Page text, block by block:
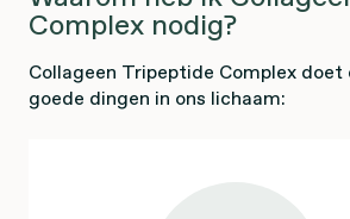
Complex nodig?
Collageen Tripeptide Complex doet
goede dingen in ons lichaam: